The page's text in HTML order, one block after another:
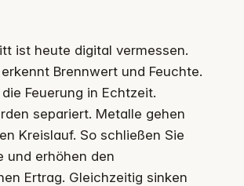
ist heute digital vermessen.
Brennwert und Feuchte.
Feuerung in Echtzeit.
separiert. Metalle gehen
Kreislauf. So schließen Sie
und erhöhen den
Ertrag. Gleichzeitig sinken